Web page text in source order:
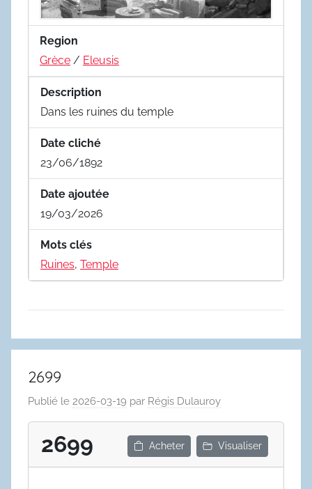
Region
Grèce / Eleusis
Description
Dans les ruines du temple
Date cliché
23/06/1892
Date ajoutée
19/03/2026
Mots clés
Ruines, Temple
2699
Publié le 2026-03-19 par Régis Dulauroy
2699 Acheter Visualiser